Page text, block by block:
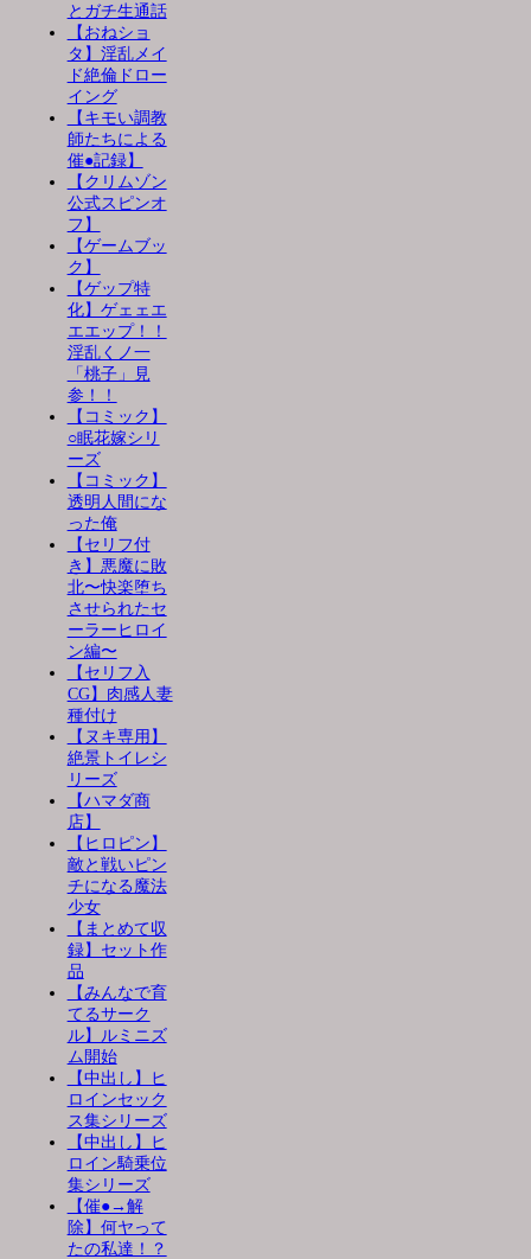
とガチ生通話
【おねショ
タ】淫乱メイ
ド絶倫ドロー
イング
【キモい調教
師たちによる
催●記録】
【クリムゾン
公式スピンオ
フ】
【ゲームブッ
ク】
【ゲップ特
化】ゲェェエ
エエップ！！
淫乱くノ一
「桃子」見
参！！
【コミック】
○眠花嫁シリ
ーズ
【コミック】
透明人間にな
った俺
【セリフ付
き】悪魔に敗
北〜快楽堕ち
させられたセ
ーラーヒロイ
ン編〜
【セリフ入
CG】肉感人妻
種付け
【ヌキ専用】
絶景トイレシ
リーズ
【ハマダ商
店】
【ヒロピン】
敵と戦いピン
チになる魔法
少女
【まとめて収
録】セット作
品
【みんなで育
てるサーク
ル】ルミニズ
ム開始
【中出し】ヒ
ロインセック
ス集シリーズ
【中出し】ヒ
ロイン騎乗位
集シリーズ
【催●→解
除】何ヤって
たの私達！？